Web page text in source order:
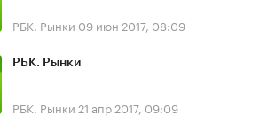
РБК. Рынки 09 июн 2017, 08:09
РБК. Рынки
РБК. Рынки 21 апр 2017, 09:09